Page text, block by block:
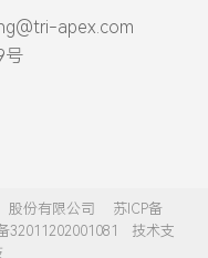
apex.com
号
股份有限公司
苏ICP备
32011202001081
技术支